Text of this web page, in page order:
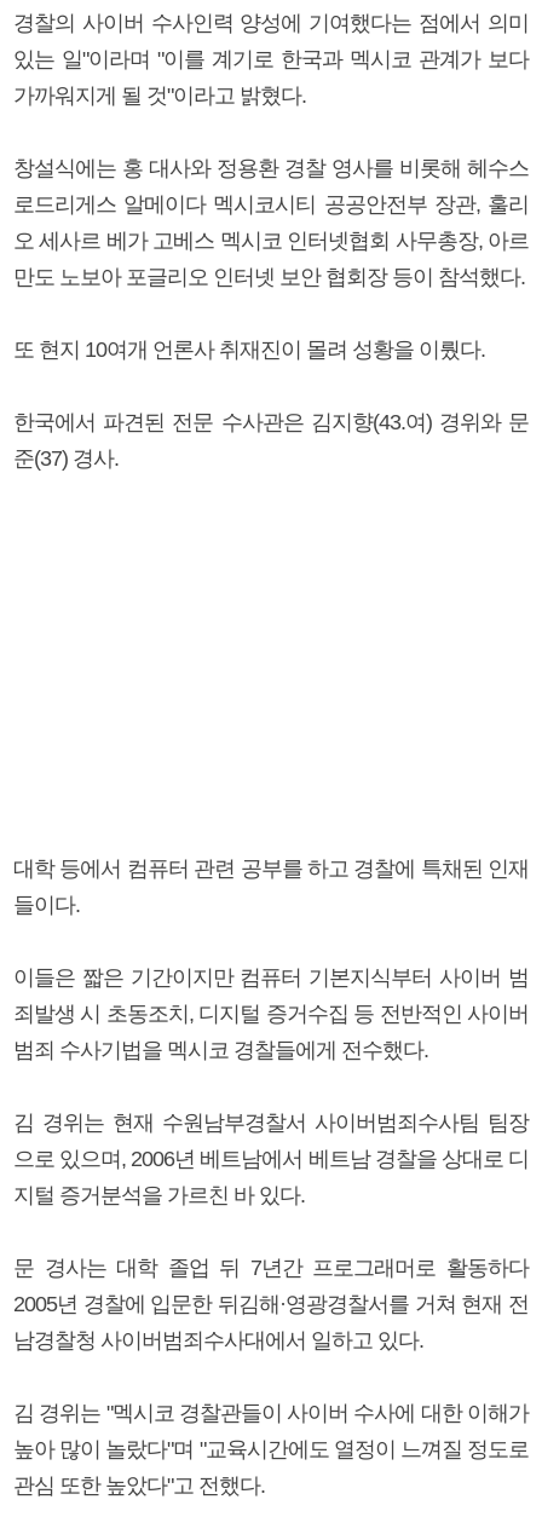
경찰의 사이버 수사인력 양성에 기여했다는 점에서 의미
있는 일"이라며 "이를 계기로 한국과 멕시코 관계가 보다
가까워지게 될 것"이라고 밝혔다.
창설식에는 홍 대사와 정용환 경찰 영사를 비롯해 헤수스
로드리게스 알메이다 멕시코시티 공공안전부 장관, 훌리
오 세사르 베가 고베스 멕시코 인터넷협회 사무총장, 아르
만도 노보아 포글리오 인터넷 보안 협회장 등이 참석했다.
또 현지 10여개 언론사 취재진이 몰려 성황을 이뤘다.
한국에서 파견된 전문 수사관은 김지향(43.여) 경위와 문
준(37) 경사.
대학 등에서 컴퓨터 관련 공부를 하고 경찰에 특채된 인재
들이다.
이들은 짧은 기간이지만 컴퓨터 기본지식부터 사이버 범
죄발생 시 초동조치, 디지털 증거수집 등 전반적인 사이버
범죄 수사기법을 멕시코 경찰들에게 전수했다.
김 경위는 현재 수원남부경찰서 사이버범죄수사팀 팀장
으로 있으며, 2006년 베트남에서 베트남 경찰을 상대로 디
지털 증거분석을 가르친 바 있다.
문 경사는 대학 졸업 뒤 7년간 프로그래머로 활동하다
2005년 경찰에 입문한 뒤김해·영광경찰서를 거쳐 현재 전
남경찰청 사이버범죄수사대에서 일하고 있다.
김 경위는 "멕시코 경찰관들이 사이버 수사에 대한 이해가
높아 많이 놀랐다"며 "교육시간에도 열정이 느껴질 정도로
관심 또한 높았다"고 전했다.